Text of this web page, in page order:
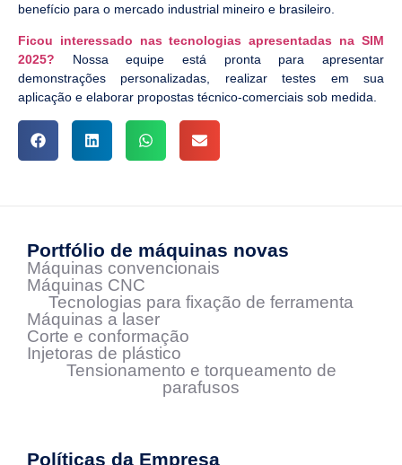
benefício para o mercado industrial mineiro e brasileiro.
Ficou interessado nas tecnologias apresentadas na SIM
2025?
Nossa equipe está pronta para apresentar
demonstrações personalizadas, realizar testes em sua
aplicação e elaborar propostas técnico-comerciais sob medida.
Portfólio de máquinas novas
Máquinas convencionais
Máquinas CNC
Tecnologias para fixação de ferramenta
Máquinas a laser
Corte e conformação
Injetoras de plástico
Tensionamento e torqueamento de
parafusos
Políticas da Empresa